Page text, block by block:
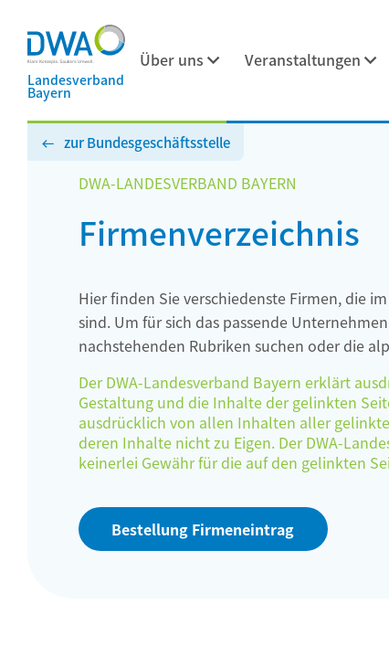
Landesverband
Bayern
Über uns Veranstaltungen
zur Bundesgeschäftsstelle
DWA-LANDESVERBAND BAYERN
Firmenverzeichnis
Hier finden Sie verschiedenste Firmen, die
sind. Um für sich das passende
nachstehenden Rubriken suchen oder die
Der DWA-Landesverband Bayern erklärt
Gestaltung und die Inhalte der gelinkten
ausdrücklich von allen Inhalten aller
deren Inhalte nicht zu Eigen. Der DWA-
keinerlei Gewähr für die auf den gelinkten
Bestellung Firmeneintrag